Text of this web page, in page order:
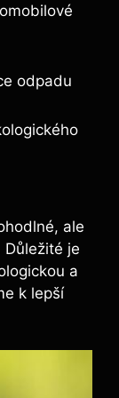
odpadu
ale
je
a
k lepší